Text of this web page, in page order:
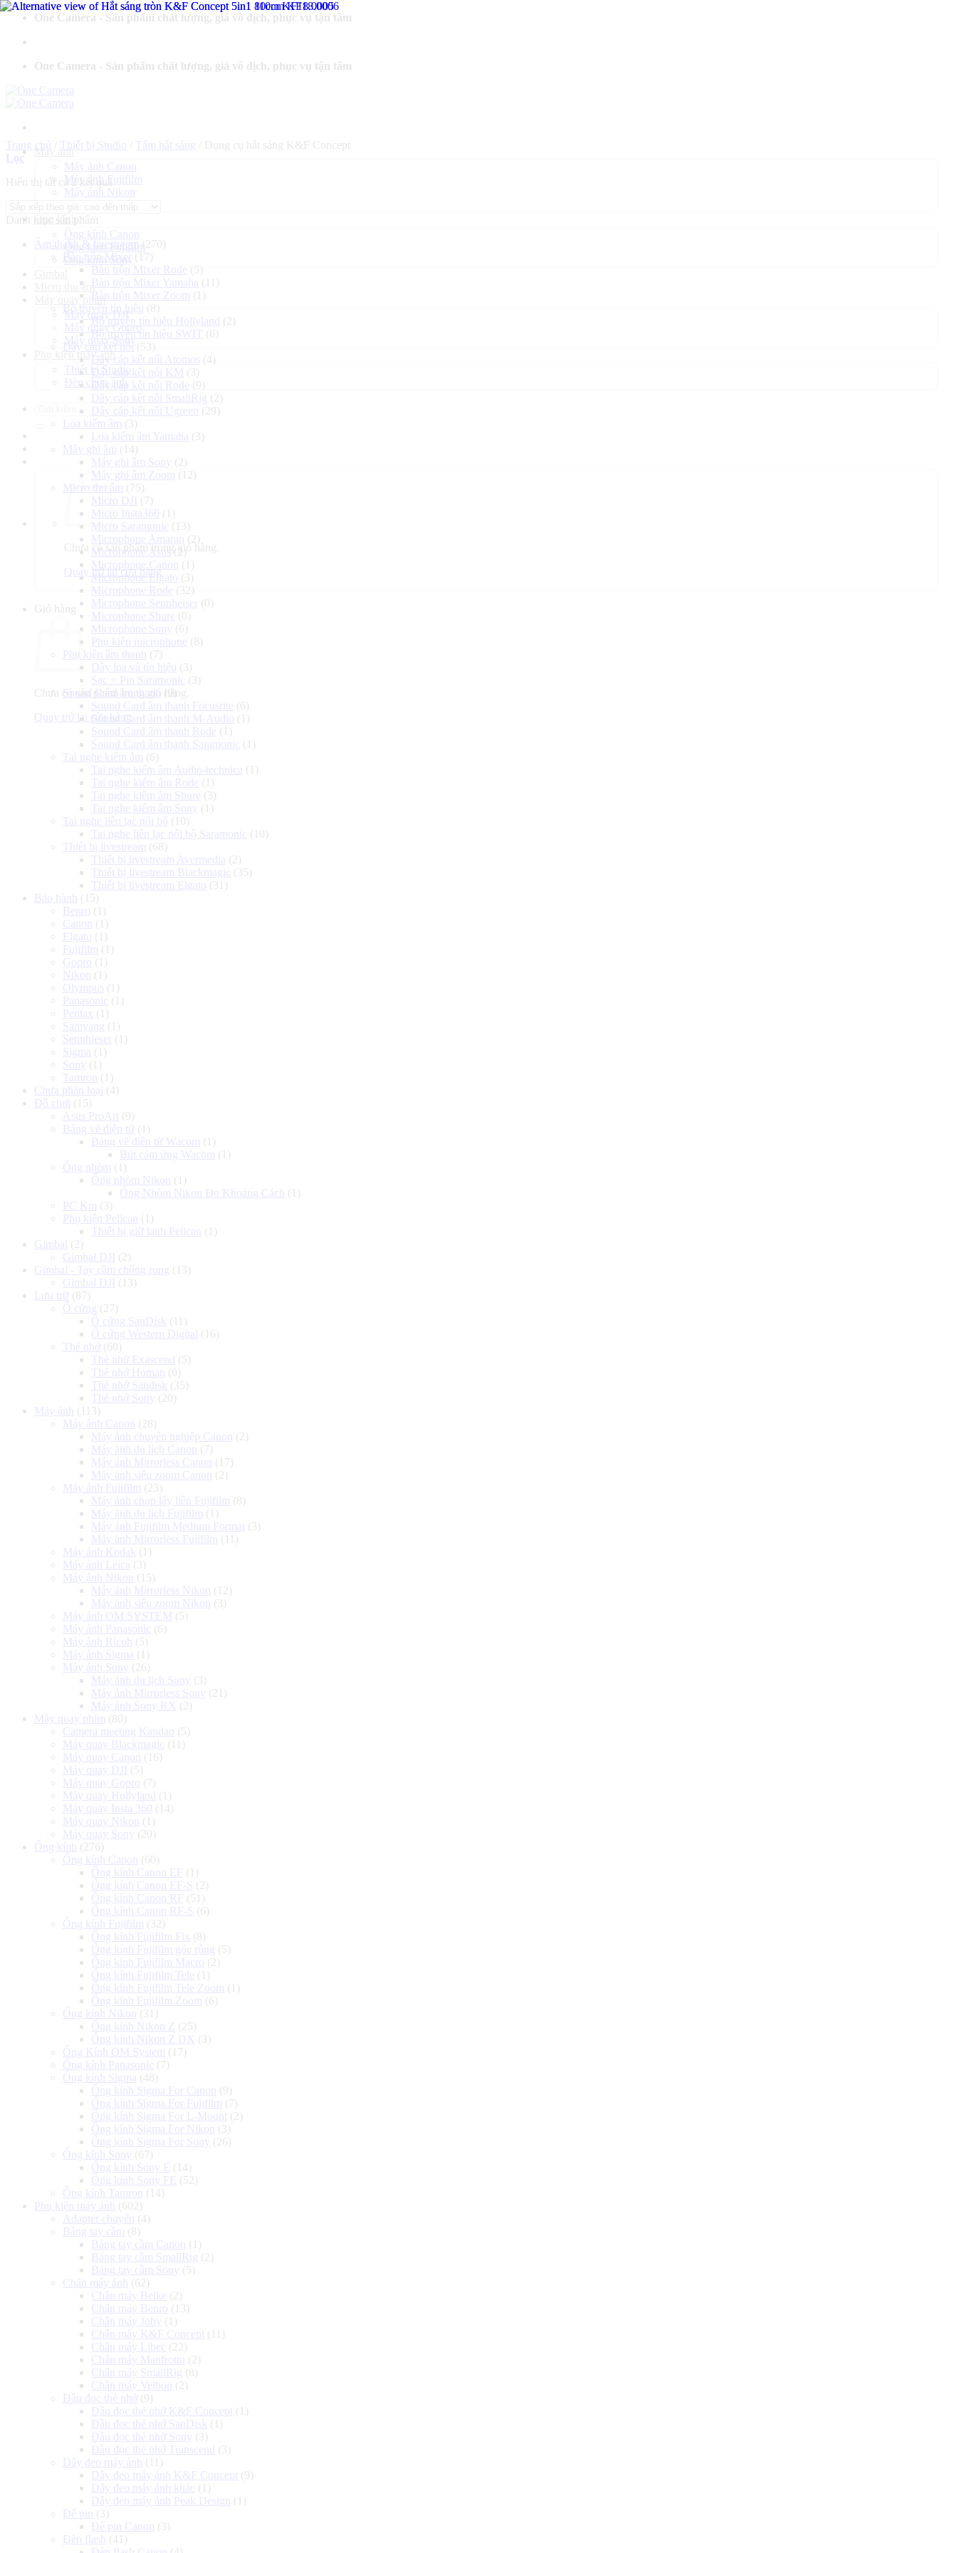
One Camera - Sản phẩm chất lượng, giá vô địch, phục vụ tận tâm
One Camera - Sản phẩm chất lượng, giá vô địch, phục vụ tận tâm
Máy ảnh
Máy ảnh Canon
Máy ảnh Fujifilm
Máy ảnh Nikon
Máy ảnh Sony
Ống kính
Ống kính Canon
Ống kính Fujifilm
Ống kính Sony
Micro thu âm
Máy quay phim
Máy quay DJI
Máy quay Gopro
Máy quay Sony
Phụ kiện máy ảnh
Thiết bị Studio
Đèn chụp ảnh
Chưa có sản phẩm trong giỏ hàng.
Quay trở lại cửa hàng
Giỏ hàng
Chưa có sản phẩm trong giỏ hàng.
Quay trở lại cửa hàng
Trang chủ Thiết bị Studio Tấm hắt sáng
Dụng cụ hắt sáng K&F Concept
Lọc
Hiển thị tất cả 2 kết quảĐã
sắp
xếp
giá:
cao
đến
thấp
Danh mục sản phẩm
Âm thanh & livestream (270)
Bàn trộn Mixer (17)
Bàn trộn Mixer Rode (5)
Bàn trộn Mixer Yamaha (11)
Bàn trộn Mixer Zoom (1)
Bộ truyền tín hiệu
(8)
Bộ truyền tín hiệu Hollyland
(2)
Bộ truyền tín hiệu SWIT (6)
Dây cáp kết nối (53)
Dây cáp kết nối Atomos (4)
Dây cáp kết nối KM (3)
Dây cáp kết nối Rode (9)
Dây cáp kết nối SmallRig (2)
Dây cáp kết nối Ugreen
(29)
Loa kiểm âm (3)
Loa kiểm âm Yamaha (3)
Máy ghi âm (14)
Máy ghi âm Sony (2)
Máy ghi âm Zoom (12)
Micro thu âm (75)
Micro DJI (7)
Micro Insta360 (1)
Micro Saramonic (13)
Microphone Amaran
(2)
Microphone Asus (2)
Microphone Canon
(1)
Microphone Elgato (3)
Microphone Rode (32)
Microphone Sennheiser
(0)
Microphone Shure (0)
Microphone Sony (6)
Phụ kiện microphone (8)
Phụ kiện âm thanh
(7)
Dây loa và tín hiệu
(3)
Sạc + Pin Saramonic (3)
Sound Card âm thanh (9)
Sound Card âm thanh Focusrite (6)
Sound Card âm thanh M-Audio (1)
Sound Card âm thanh Rode (1)
Sound Card âm thanh Saramonic (1)
Tai nghe kiểm âm (6)
Tai nghe kiểm âm Audio-technica (1)
Tai nghe kiểm âm Rode (1)
Tai nghe kiểm âm Shure (3)
Tai nghe kiểm âm Sony (1)
Tai nghe liên lạc nội bộ (10)
Tai nghe liên lạc nội bộ Saramonic (10)
Thiết bị livestream (68)
Thiết bị livestream Avermedia (2)
Thiết bị livestream Blackmagic (35)
Thiết bị livestream Elgato (31)
Bảo hành
(15)
Benro (1)
Canon
(1)
Elgato (1)
Fujifilm (1)
Gopro (1)
Nikon
(1)
Olympus (1)
Panasonic (1)
Pentax (1)
Samyang (1)
Sennhieser
(1)
Sigma (1)
Sony (1)
Tamron
(1)
Chưa phân loại (4)
Đồ chơi (15)
Asus ProArt (9)
Bảng vẽ điện tử (1)
Bảng vẽ điện tử Wacom (1)
Bút cảm ứng Wacom (1)
Ống nhòm (1)
Ống nhòm Nikon
(1)
Ống Nhòm Nikon Đo Khoảng Cách
(1)
PC Km (3)
Phụ kiện Pelican
(1)
Thiết bị giữ lạnh Pelican
(1)
Gimbal (2)
Gimbal DJI (2)
Gimbal - Tay cầm chống rung (13)
Gimbal DJI (13)
Lưu trữ (87)
Ổ cứng (27)
Ổ cứng SanDisk (11)
Ổ cứng Western Digital (16)
Thẻ nhớ (60)
Thẻ nhớ Exascend
(5)
Thẻ nhớ Homan
(0)
Thẻ nhớ Sandisk (35)
Thẻ nhớ Sony (20)
Máy ảnh
(113)
Máy ảnh Canon
(28)
Máy ảnh chuyên nghiệp Canon
(2)
Máy ảnh du lịch Canon
(7)
Máy ảnh Mirrorless Canon
(17)
Máy ảnh siêu zoom Canon
(2)
Máy ảnh Fujifilm (23)
Máy ảnh chụp lấy liền Fujifilm (8)
Máy ảnh du lịch Fujifilm (1)
Máy ảnh Fujifilm Medium Format (3)
Máy ảnh Mirrorless Fujifilm (11)
Máy ảnh Kodak (1)
Máy ảnh Leica (3)
Máy ảnh Nikon
(15)
Máy ảnh Mirrorless Nikon
(12)
Máy ảnh siêu zoom Nikon
(3)
Máy ảnh OM SYSTEM (5)
Máy ảnh Panasonic (6)
Máy ảnh Ricoh
(5)
Máy ảnh Sigma (1)
Máy ảnh Sony (26)
Máy ảnh du lịch Sony (3)
Máy ảnh Mirrorless Sony (21)
Máy ảnh Sony RX (2)
Máy quay phim (80)
Camera meeting Kandao (5)
Máy quay Blackmagic (11)
Máy quay Canon
(16)
Máy quay DJI (5)
Máy quay Gopro (7)
Máy quay Hollyland
(1)
Máy quay Insta 360 (14)
Máy quay Nikon
(1)
Máy quay Sony (20)
Ống kính
(276)
Ống kính Canon
(60)
Ống kính Canon EF
(1)
Ống kính Canon EF-S (2)
Ống kính Canon RF
(51)
Ống kính Canon RF-S (6)
Ống kính Fujifilm (32)
Ống kính Fujifilm Fix (8)
Ống kính Fujifilm góc rộng (5)
Ống kính Fujifilm Macro (2)
Ống kính Fujifilm Tele (1)
Ống kính Fujifilm Tele Zoom (1)
Ống kính Fujifilm Zoom (6)
Ống kính Nikon
(31)
Ống kính Nikon Z (25)
Ống kính Nikon Z DX (3)
Ống Kính OM System (17)
Ống kính Panasonic (7)
Ống kính Sigma (48)
Ống kính Sigma For Canon
(9)
Ống kính Sigma For Fujifilm (7)
Ống kính Sigma For L-Mount (2)
Ống kính Sigma For Nikon
(3)
Ống kính Sigma For Sony (26)
Ống kính Sony (67)
Ống kính Sony E
(14)
Ống kính Sony FE
(52)
Ống kính Tamron
(14)
Phụ kiện máy ảnh
(602)
Adapter chuyển
(4)
Báng tay cầm (8)
Báng tay cầm Canon
(1)
Báng tay cầm SmallRig (2)
Báng tay cầm Sony (5)
Chân máy ảnh
(62)
Chân máy Beike (2)
Chân máy Benro (13)
Chân máy Joby (1)
Chân máy K&F Concept (11)
Chân máy Libec (22)
Chân máy Manfrotto (2)
Chân máy SmallRig (8)
Chân máy Velbon
(2)
Đầu đọc thẻ nhớ (9)
Đầu đọc thẻ nhớ K&F Concept (1)
Đầu đọc thẻ nhớ SanDisk (1)
Đầu đọc thẻ nhớ Sony (3)
Đầu đọc thẻ nhớ Transcend
(3)
Dây đeo máy ảnh
(11)
Dây đeo máy ảnh K&F Concept (9)
Dây đeo máy ảnh khác (1)
Dây đeo máy ảnh Peak Design
(1)
Đế pin
(3)
Đế pin Canon
(3)
Đèn flash
(41)